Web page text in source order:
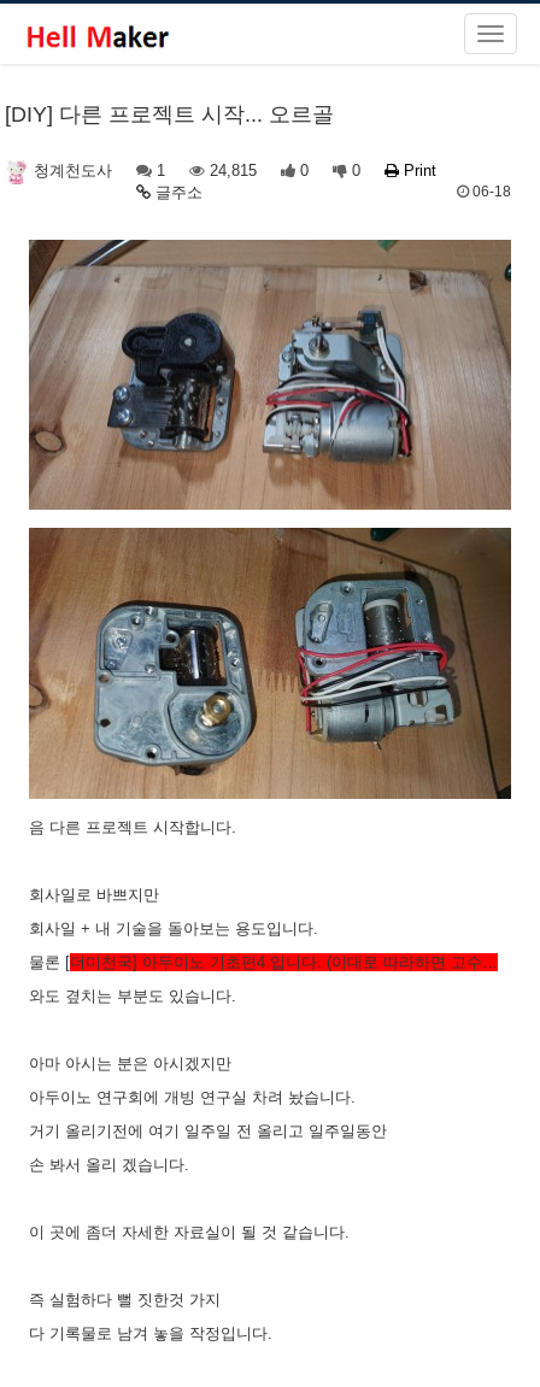
[DIY] 다른 프로젝트 시작... 오르골
청계천도사 1 24,815 0 0
Print
글주소
06-18
음 다른 프로젝트 시작합니다.
회사일로 바쁘지만
회사일 + 내 기술을 돌아보는 용도입니다.
물론 [더미천국] 아두이노 기초편4 입니다. (이대로 따라하면 고수…
와도 곂치는 부분도 있습니다.
아마 아시는 분은 아시겠지만
아두이노 연구회에 개빙 연구실 차려 놨습니다.
거기 올리기전에 여기 일주일 전 올리고 일주일동안
손 봐서 올리 겠습니다.
이 곳에 좀더 자세한 자료실이 될 것 같습니다.
즉 실험하다 뻘 짓한것 가지
다 기록물로 남겨 놓을 작정입니다.